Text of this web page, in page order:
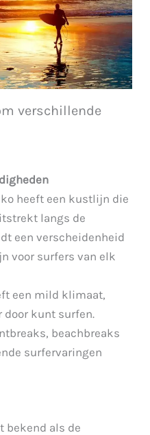
verschillende
heeft een kustlijn die
langs de
een verscheidenheid
voor surfers van elk
een mild klimaat,
door kunt surfen.
beachbreaks
surfervaringen
bekend als de